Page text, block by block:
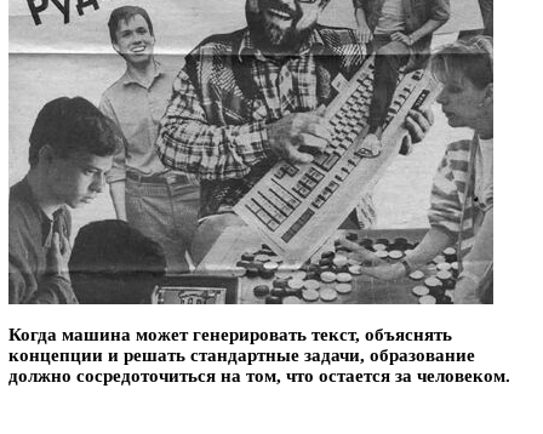
Когда машина может генерировать текст, объяснять
концепции и решать стандартные задачи, образование
должно сосредоточиться на том, что остается за человеком.